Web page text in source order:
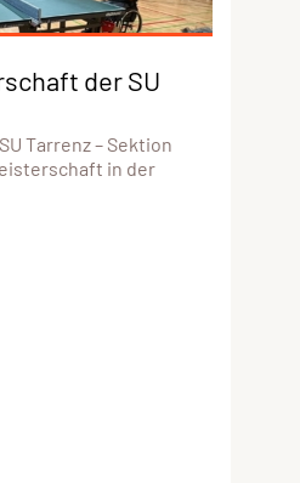
der SU
Tarrenz – Sektion
in der